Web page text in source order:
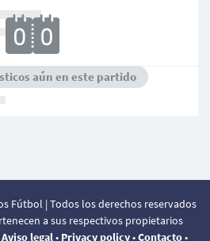
aún en este partido
Fútbol | Todos los derechos reservados
a sus respectivos propietarios
Aviso legal• Privacy policy•Contacto•